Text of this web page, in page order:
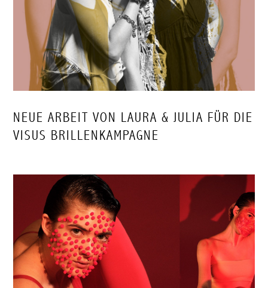
NEUE ARBEIT VON LAURA & JULIA FÜR DIE
VISUS BRILLENKAMPAGNE